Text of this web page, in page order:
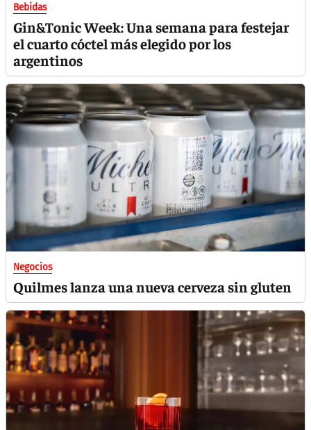
Bebidas
Gin&Tonic Week: Una semana para festejar
el cuarto cóctel más elegido por los
argentinos
Negocios
Quilmes lanza una nueva cerveza sin gluten